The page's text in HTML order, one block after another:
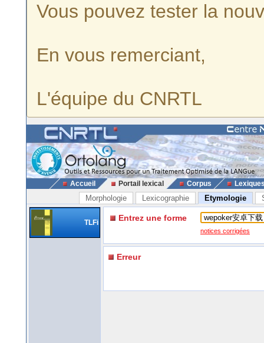
Vous pouvez tester la
En vous remerciant,
L'équipe du CNRTL
Accueil Portail lexical Corpus
Morphologie Lexicographie Etymologie
TLFi Entrez une forme
notices corrigées
Erreur